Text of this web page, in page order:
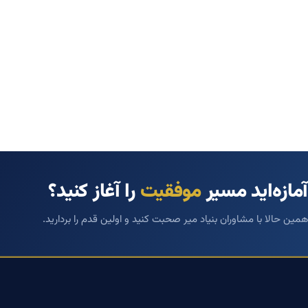
آمازه‌اید مسیرموفقیترا آغاز کنید؟
همین حالا با مشاوران بنیاد میر صحبت کنید و اولین قدم را بردارید.